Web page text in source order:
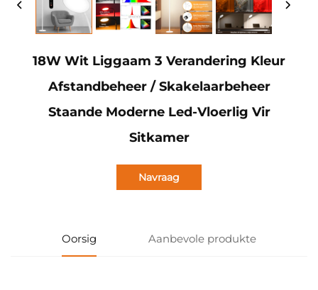
18W Wit Liggaam 3 Verandering Kleur
Afstandbeheer / Skakelaarbeheer
Staande Moderne Led-Vloerlig Vir
Sitkamer
Navraag
Oorsig Aanbevole produkte